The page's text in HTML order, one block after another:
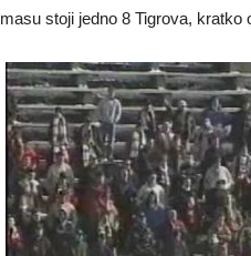
masu stoji jedno 8 Tigrova, kratko